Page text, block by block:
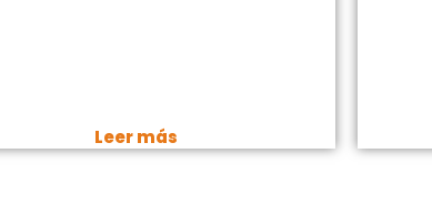
Leer más